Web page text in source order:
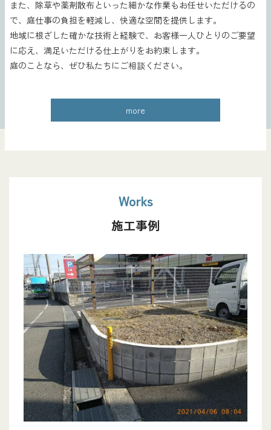
また、除草や薬剤散布といった細かな作業もお任せいただけるの
で、庭仕事の負担を軽減し、快適な空間を提供します。
地域に根ざした確かな技術と経験で、お客様一人ひとりのご要望
に応え、満足いただける仕上がりをお約束します。
庭のことなら、ぜひ私たちにご相談ください。
more
Works
施工事例